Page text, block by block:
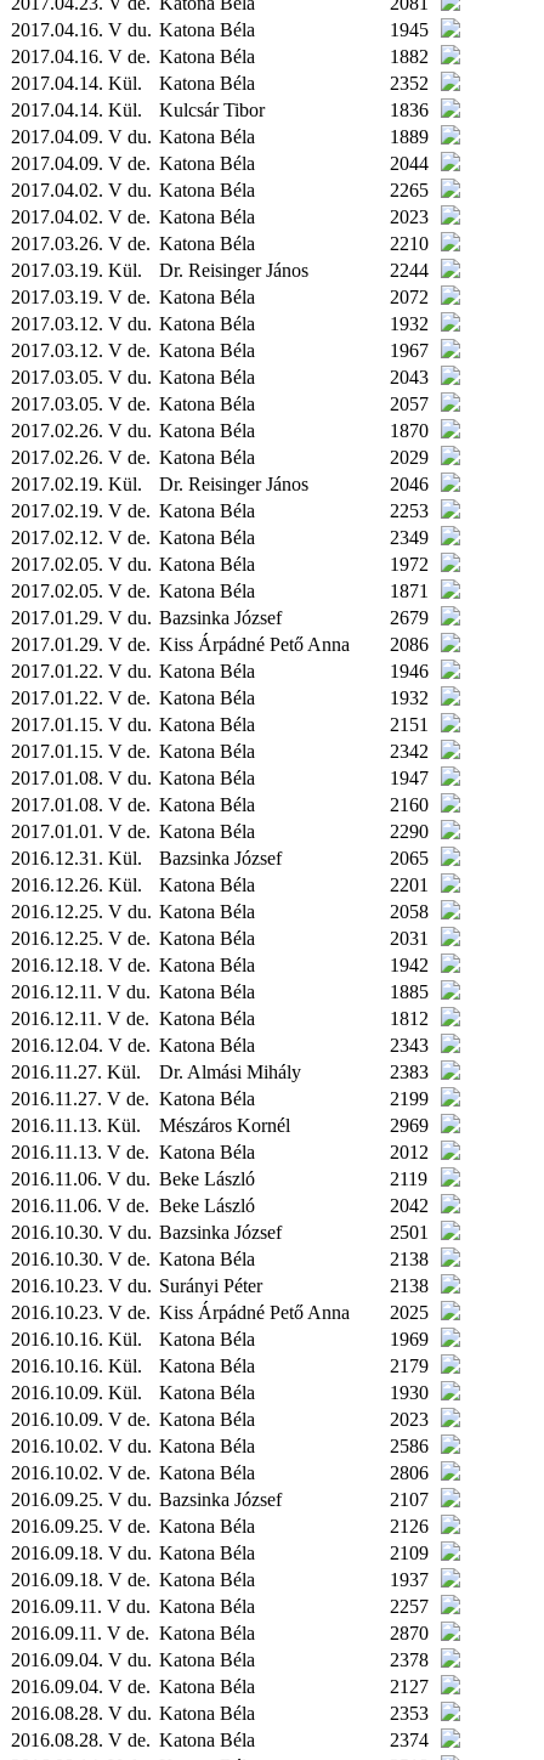
2017.04.16. V du. Katona Béla
1945
2017.04.16. V de. Katona Béla
1882
2017.04.14. Kül. Katona Béla
2352
2017.04.14. Kül. Kulcsár Tibor
1836
2017.04.09. V du. Katona Béla
1889
2017.04.09. V de. Katona Béla
2044
2017.04.02. V du. Katona Béla
2265
2017.04.02. V de. Katona Béla
2023
2017.03.26. V de. Katona Béla
2210
2017.03.19. Kül. Dr. Reisinger János
2244
2017.03.19. V de. Katona Béla
2072
2017.03.12. V du. Katona Béla
1932
2017.03.12. V de. Katona Béla
1967
2017.03.05. V du. Katona Béla
2043
2017.03.05. V de. Katona Béla
2057
2017.02.26. V du. Katona Béla
1870
2017.02.26. V de. Katona Béla
2029
2017.02.19. Kül. Dr. Reisinger János
2046
2017.02.19. V de. Katona Béla
2253
2017.02.12. V de. Katona Béla
2349
2017.02.05. V du. Katona Béla
1972
2017.02.05. V de. Katona Béla
1871
2017.01.29. V du. Bazsinka József
2679
2017.01.29. V de. Kiss Árpádné Pető Anna
2086
2017.01.22. V du. Katona Béla
1946
2017.01.22. V de. Katona Béla
1932
2017.01.15. V du. Katona Béla
2151
2017.01.15. V de. Katona Béla
2342
2017.01.08. V du. Katona Béla
1947
2017.01.08. V de. Katona Béla
2160
2017.01.01. V de. Katona Béla
2290
2016.12.31. Kül. Bazsinka József
2065
2016.12.26. Kül. Katona Béla
2201
2016.12.25. V du. Katona Béla
2058
2016.12.25. V de. Katona Béla
2031
2016.12.18. V de. Katona Béla
1942
2016.12.11. V du. Katona Béla
1885
2016.12.11. V de. Katona Béla
1812
2016.12.04. V de. Katona Béla
2343
2016.11.27. Kül. Dr. Almási Mihály
2383
2016.11.27. V de. Katona Béla
2199
2016.11.13. Kül. Mészáros Kornél
2969
2016.11.13. V de. Katona Béla
2012
2016.11.06. V du. Beke László
2119
2016.11.06. V de. Beke László
2042
2016.10.30. V du. Bazsinka József
2501
2016.10.30. V de. Katona Béla
2138
2016.10.23. V du. Surányi Péter
2138
2016.10.23. V de. Kiss Árpádné Pető Anna
2025
2016.10.16. Kül. Katona Béla
1969
2016.10.16. Kül. Katona Béla
2179
2016.10.09. Kül. Katona Béla
1930
2016.10.09. V de. Katona Béla
2023
2016.10.02. V du. Katona Béla
2586
2016.10.02. V de. Katona Béla
2806
2016.09.25. V du. Bazsinka József
2107
2016.09.25. V de. Katona Béla
2126
2016.09.18. V du. Katona Béla
2109
2016.09.18. V de. Katona Béla
1937
2016.09.11. V du. Katona Béla
2257
2016.09.11. V de. Katona Béla
2870
2016.09.04. V du. Katona Béla
2378
2016.09.04. V de. Katona Béla
2127
2016.08.28. V du. Katona Béla
2353
2016.08.28. V de. Katona Béla
2374